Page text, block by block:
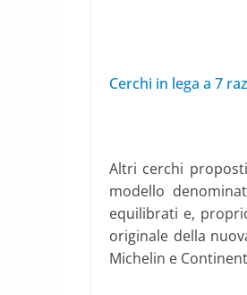
Cerchi in lega a 7
Altri cerchi proposti
modello
equilibrati e,
originale della
Michelin e